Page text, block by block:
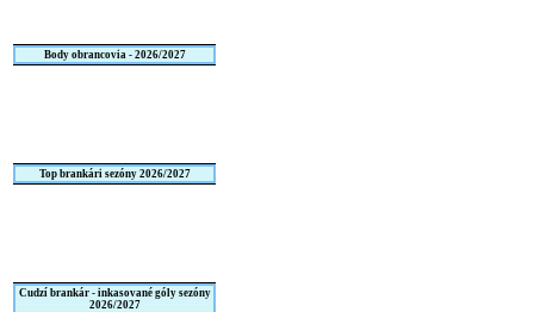
Body obrancovia - 2026/2027
Top brankári sezóny 2026/2027
Cudzí brankár - inkasované góly sezóny
2026/2027